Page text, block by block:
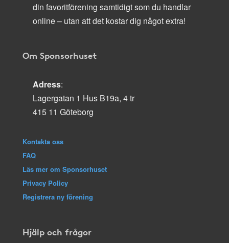
din favoritförening samtidigt som du handlar
online – utan att det kostar dig något extra!
Om Sponsorhuset
Adress:
Lagergatan 1 Hus B19a, 4 tr
415 11 Göteborg
Kontakta oss
FAQ
Läs mer om Sponsorhuset
Privacy Policy
Registrera ny förening
Hjälp och frågor